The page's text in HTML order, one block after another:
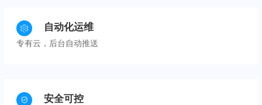
自动化运维
专有云，后台自动推送
安全可控